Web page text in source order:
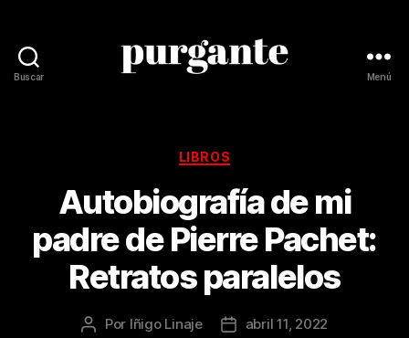
Buscar Menú
Categorías
LIBROS
Autobiografía de mi
padre de Pierre Pachet:
Retratos paralelos
Autor
Por Iñigo Linaje
Fechaabril 11, 2022